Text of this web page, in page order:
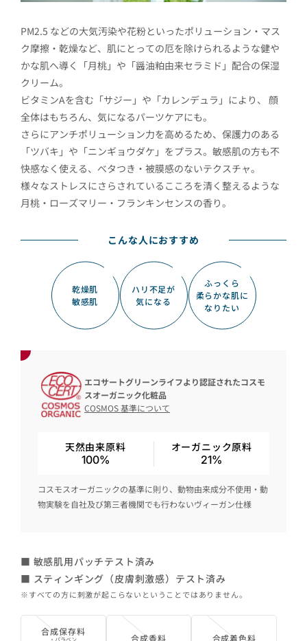
PM2.5 などの大気汚染や花粉といったポリューション・マス
ク摩擦・乾燥など、肌にとっての厄を除けられるような健や
かな肌へ導く「月桃」や「醤油粕由来セラミド」配合の保湿
クリーム。
ビタミンAを含む「サジー」や「カレンデュラ」により、 顔
全体はもちろん、気になるパーツケアにも。
さらにアンチポリューション力を高めるため、保護力のある
「ツバキ」や「ニンギョウダケ」をプラス。敏感肌の方も不
快感なく使える、べタつき・被膜感のないテクスチャ。
様々なストレスにさらされているこころを清く整えるような
月桃・ローズマリー・フランキンセンスの香り。
こんな人におすすめ
乾燥肌
敏感肌
ハリ不足が
気になる
ふっくら
柔らかな肌に
なりたい
エコサートグリーンライフより認証されたコスモ
スオーガニック化粧品
COSMOS 基準について
天然由来原料
100%
オーガニック原料
21%
コスモスオーガニックの基準に則り、動物由来成分不使用・動
物実験を自社及び第三者機関でも行わないヴィーガン仕様
■ 敏感肌用パッチテスト済み
■ スティンギング（皮膚刺激感）テスト済み
※すべての方に刺激が起こらないということではありません。
合成保存料
・パラベン 合成香料 合成着色料